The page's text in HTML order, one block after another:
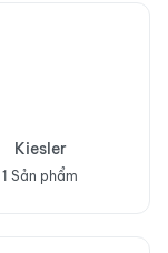
Kiesler
1 Sản phẩm